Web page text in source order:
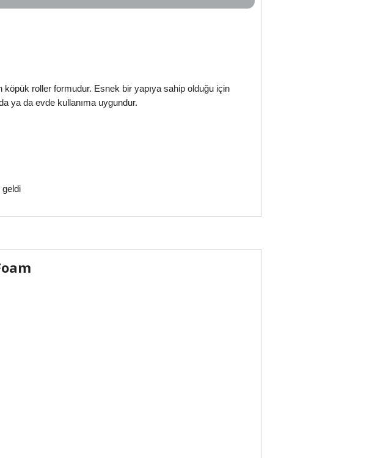
roller formudur. Esnek bir yapıya sahip olduğu için
ya da evde kullanıma uygundur.
geldi